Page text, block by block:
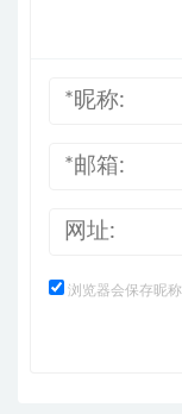
浏览器会保存昵